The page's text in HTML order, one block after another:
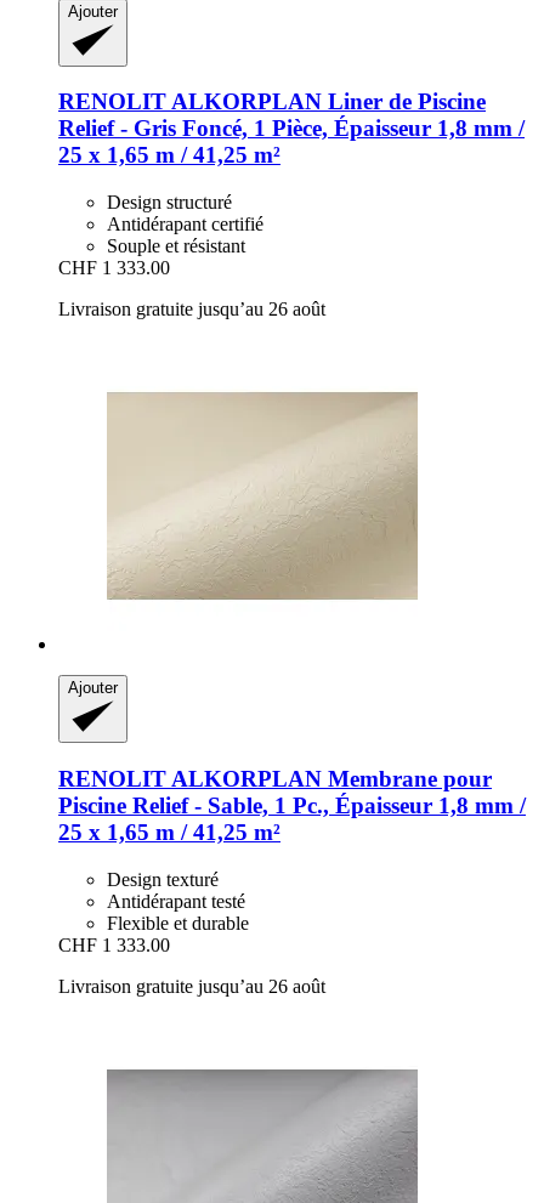
Ajouter
RENOLIT ALKORPLAN Liner de Piscine
Relief -​ Gris Foncé, 1 Pièce, Épaisseur 1,8 mm /
25 x 1,65 m / 41,25 m²
Design structuré
Antidérapant certifié
Souple et résistant
CHF 1 333.00
Livraison gratuite jusqu’au 26 août
Ajouter
RENOLIT ALKORPLAN Membrane pour
Piscine Relief -​ Sable, 1 Pc., Épaisseur 1,8 mm /
25 x 1,65 m / 41,25 m²
Design texturé
Antidérapant testé
Flexible et durable
CHF 1 333.00
Livraison gratuite jusqu’au 26 août